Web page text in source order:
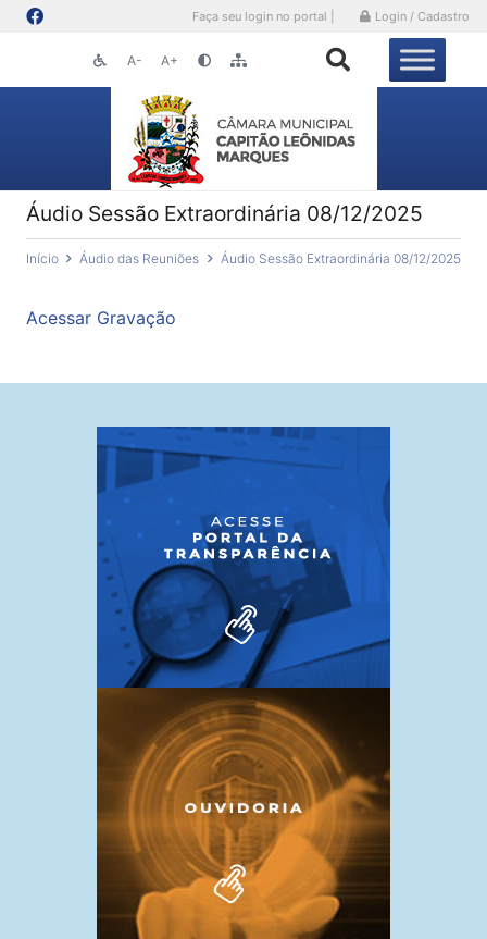
Faça seu login no portal | Login / Cadastro
A- A+
Áudio Sessão Extraordinária 08/12/2025
Início Áudio das Reuniões Áudio Sessão Extraordinária 08/12/2025
Acessar Gravação